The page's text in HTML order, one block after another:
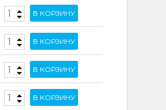
В КОРЗИНУ
В КОРЗИНУ
В КОРЗИНУ
В КОРЗИНУ